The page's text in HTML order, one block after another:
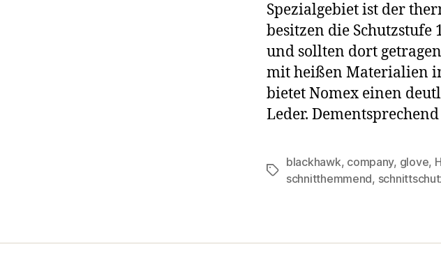
Spezialgebiet ist der
besitzen die Schutzstufe
und sollten dort
mit heißen Materialien
bietet Nomex einen
Leder.
Schlagwörter
blackhawk, company, glove,
schnitthemmend,